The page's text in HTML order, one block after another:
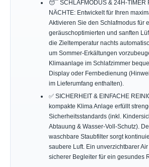
😴 SCHLAFMODUS & 24H-TIMER
NÄCHTE: Entwickelt für Ihren
Aktivieren Sie den Schlafmodus für
geräuschoptimierten und sanften
die Zieltemperatur nachts
um Sommer-Erkältungen
Klimaanlage im Schlafzimmer
Display oder Fernbedienung
im Lieferumfang enthalten).
✅ SICHERHEIT & EINFACHE
kompakte Klima Anlage erfüllt
Sicherheitsstandards (inkl.
Abtauung & Wasser-Voll-Schutz).
waschbare Staubfilter sorgt
saubere Luft. Ein unverzichtbarer
sicherer Begleiter für ein gesundes